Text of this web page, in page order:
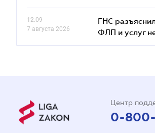
12.09
7 августа 2026
ГНС
ФЛП и услуг
Центр
0-800-